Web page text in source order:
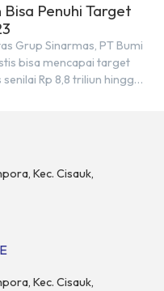
Penuhi Target
Grup Sinarmas, PT Bumi
bisa mencapai target
Rp 8,8 triliun hingga
Kec. Cisauk,
Kec. Cisauk,